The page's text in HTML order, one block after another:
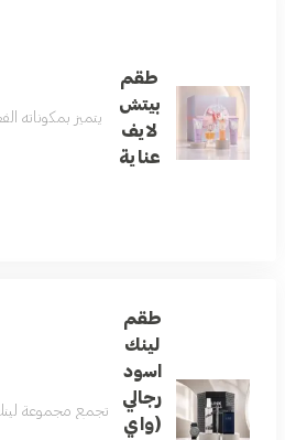
طقم
بيتش
لايف
عناية
يتميز بمكوناته
طقم
لينك
اسود
رجالي
(واي
تجمع مجموعة